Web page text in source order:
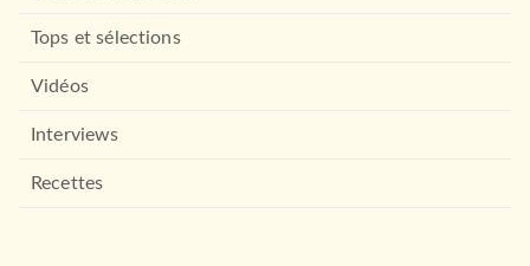
Tops et sélections
Vidéos
Interviews
Recettes